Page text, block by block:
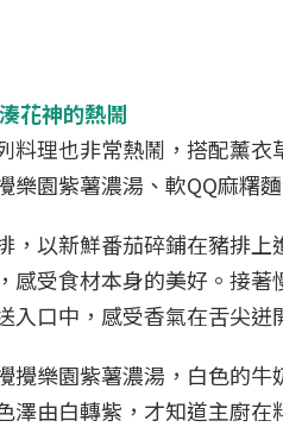
花神的熱鬧
料理也非常熱鬧，搭配薰
樂園紫薯濃湯、軟QQ麻糬麵
，以新鮮番茄碎鋪在豬排
感受食材本身的美好。接
入口中，感受香氣在舌尖迸
樂園紫薯濃湯，白色的
澤由白轉紫，才知道主廚